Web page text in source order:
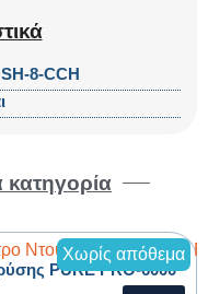
8-CCH
κατηγορία
Χωρίς απόθεμα
PURE PRO-6000